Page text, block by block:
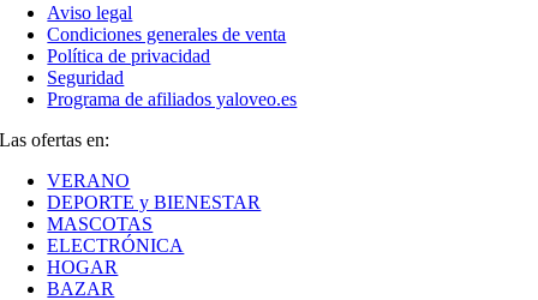
Aviso legal
Condiciones generales de venta
Política de privacidad
Seguridad
Programa de afiliados yaloveo.es
Las ofertas en:
VERANO
DEPORTE y BIENESTAR
MASCOTAS
ELECTRÓNICA
HOGAR
BAZAR